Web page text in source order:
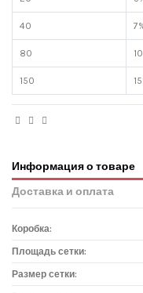
40
80
150
Информация о товаре
Доставка и оплата
Коробка:
Площадь сетки:
Размер сетки: